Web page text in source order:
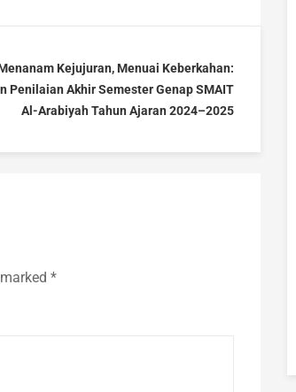
Kejujuran, Menuai Keberkahan:
Penilaian Akhir Semester Genap SMAIT
Al-Arabiyah Tahun Ajaran 2024–2025
*